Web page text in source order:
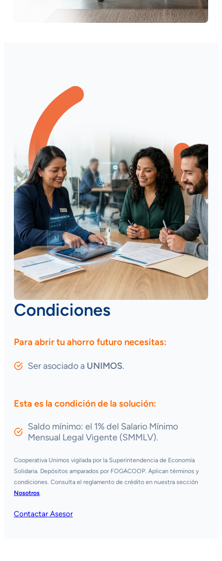
Condiciones
Para abrir tu ahorro futuro necesitas:
Ser asociado a UNIMOS.
Esta es la condición de la solución:
Saldo mínimo: el 1% del Salario Mínimo
Mensual Legal Vigente (SMMLV).
Cooperativa Unimos vigilada por la Superintendencia de Economía
Solidaria. Depósitos amparados por FOGACOOP. Aplican términos y
condiciones. Consulta el reglamento de crédito en nuestra sección
Nosotros.
Contactar Asesor